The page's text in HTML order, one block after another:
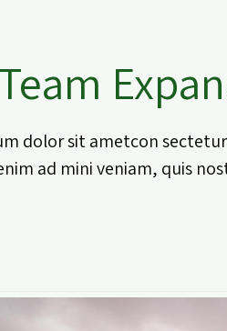
dolor sit ametcon
ad mini veniam, quis